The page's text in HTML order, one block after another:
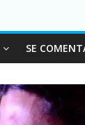
SE